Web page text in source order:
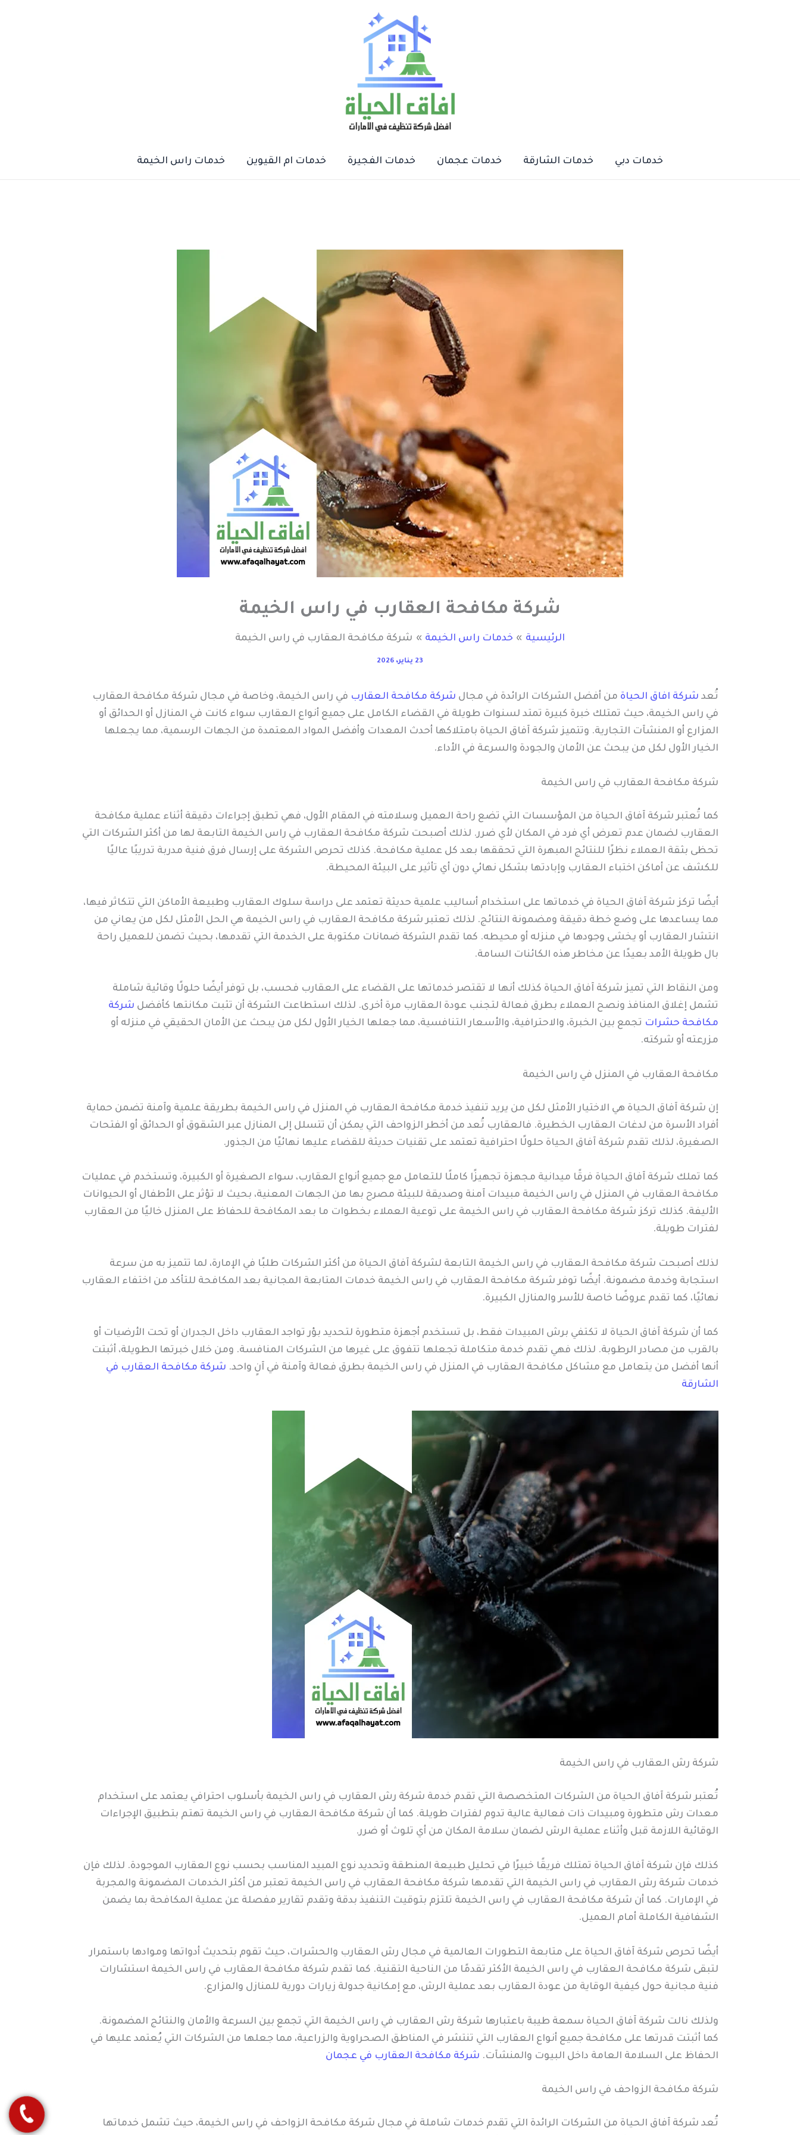
خدمات دبي خدمات الشارقة خدمات عجمان خدمات الفجيرة خدمات ام القيوين خدمات راس الخيمة
شركة مكافحة العقارب في راس الخيمة
الرئيسية خدمات راس الخيمة شركة مكافحة العقارب في راس الخيمة
23 يناير، 2026
تُعد شركة افاق الحياة من أفضل الشركات الرائدة في مجال شركة مكافحة العقارب في راس الخيمة، وخاصة في مجال شركة مكافحة العقارب
في راس الخيمة، حيث تمتلك خبرة كبيرة تمتد لسنوات طويلة في القضاء الكامل على جميع أنواع العقارب سواء كانت في المنازل أو الحدائق أو
المزارع أو المنشآت التجارية. وتتميز شركة آفاق الحياة بامتلاكها أحدث المعدات وأفضل المواد المعتمدة من الجهات الرسمية، مما يجعلها
الخيار الأول لكل من يبحث عن الأمان والجودة والسرعة في الأداء.
شركة مكافحة العقارب في راس الخيمة
كما تُعتبر شركة آفاق الحياة من المؤسسات التي تضع راحة العميل وسلامته في المقام الأول، فهي تطبق إجراءات دقيقة أثناء عملية مكافحة
العقارب لضمان عدم تعرض أي فرد في المكان لأي ضرر. لذلك أصبحت شركة مكافحة العقارب في راس الخيمة التابعة لها من أكثر الشركات التي
تحظى بثقة العملاء نظرًا للنتائج المبهرة التي تحققها بعد كل عملية مكافحة. كذلك تحرص الشركة على إرسال فرق فنية مدربة تدريبًا عاليًا
للكشف عن أماكن اختباء العقارب وإبادتها بشكل نهائي دون أي تأثير على البيئة المحيطة.
أيضًا تركز شركة آفاق الحياة في خدماتها على استخدام أساليب علمية حديثة تعتمد على دراسة سلوك العقارب وطبيعة الأماكن التي تتكاثر فيها،
مما يساعدها على وضع خطة دقيقة ومضمونة النتائج. لذلك تعتبر شركة مكافحة العقارب في راس الخيمة هي الحل الأمثل لكل من يعاني من
انتشار العقارب أو يخشى وجودها في منزله أو محيطه. كما تقدم الشركة ضمانات مكتوبة على الخدمة التي تقدمها، بحيث تضمن للعميل راحة
بال طويلة الأمد بعيدًا عن مخاطر هذه الكائنات السامة.
ومن النقاط التي تميز شركة آفاق الحياة كذلك أنها لا تقتصر خدماتها على القضاء على العقارب فحسب، بل توفر أيضًا حلولًا وقائية شاملة
تشمل إغلاق المنافذ ونصح العملاء بطرق فعالة لتجنب عودة العقارب مرة أخرى. لذلك استطاعت الشركة أن تثبت مكانتها كأفضل شركة
مكافحة حشرات تجمع بين الخبرة، والاحترافية، والأسعار التنافسية، مما جعلها الخيار الأول لكل من يبحث عن الأمان الحقيقي في منزله أو
مزرعته أو شركته.
مكافحة العقارب في المنزل في راس الخيمة
إن شركة آفاق الحياة هي الاختيار الأمثل لكل من يريد تنفيذ خدمة مكافحة العقارب في المنزل في راس الخيمة بطريقة علمية وآمنة تضمن حماية
أفراد الأسرة من لدغات العقارب الخطيرة. فالعقارب تُعد من أخطر الزواحف التي يمكن أن تتسلل إلى المنازل عبر الشقوق أو الحدائق أو الفتحات
الصغيرة، لذلك تقدم شركة آفاق الحياة حلولًا احترافية تعتمد على تقنيات حديثة للقضاء عليها نهائيًا من الجذور.
كما تملك شركة آفاق الحياة فرقًا ميدانية مجهزة تجهيزًا كاملًا للتعامل مع جميع أنواع العقارب، سواء الصغيرة أو الكبيرة، وتستخدم في عمليات
مكافحة العقارب في المنزل في راس الخيمة مبيدات آمنة وصديقة للبيئة مصرح بها من الجهات المعنية، بحيث لا تؤثر على الأطفال أو الحيوانات
الأليفة. كذلك تركز شركة مكافحة العقارب في راس الخيمة على توعية العملاء بخطوات ما بعد المكافحة للحفاظ على المنزل خاليًا من العقارب
لفترات طويلة.
لذلك أصبحت شركة مكافحة العقارب في راس الخيمة التابعة لشركة آفاق الحياة من أكثر الشركات طلبًا في الإمارة، لما تتميز به من سرعة
استجابة وخدمة مضمونة. أيضًا توفر شركة مكافحة العقارب في راس الخيمة خدمات المتابعة المجانية بعد المكافحة للتأكد من اختفاء العقارب
نهائيًا، كما تقدم عروضًا خاصة للأسر والمنازل الكبيرة.
كما أن شركة آفاق الحياة لا تكتفي برش المبيدات فقط، بل تستخدم أجهزة متطورة لتحديد بؤر تواجد العقارب داخل الجدران أو تحت الأرضيات أو
بالقرب من مصادر الرطوبة. لذلك فهي تقدم خدمة متكاملة تجعلها تتفوق على غيرها من الشركات المنافسة. ومن خلال خبرتها الطويلة، أثبتت
أنها أفضل من يتعامل مع مشاكل مكافحة العقارب في المنزل في راس الخيمة بطرق فعالة وآمنة في آنٍ واحد. شركة مكافحة العقارب في
الشارقة
شركة رش العقارب في راس الخيمة
تُعتبر شركة آفاق الحياة من الشركات المتخصصة التي تقدم خدمة شركة رش العقارب في راس الخيمة بأسلوب احترافي يعتمد على استخدام
معدات رش متطورة ومبيدات ذات فعالية عالية تدوم لفترات طويلة. كما أن شركة مكافحة العقارب في راس الخيمة تهتم بتطبيق الإجراءات
الوقائية اللازمة قبل وأثناء عملية الرش لضمان سلامة المكان من أي تلوث أو ضرر.
كذلك فإن شركة آفاق الحياة تمتلك فريقًا خبيرًا في تحليل طبيعة المنطقة وتحديد نوع المبيد المناسب بحسب نوع العقارب الموجودة. لذلك فإن
خدمات شركة رش العقارب في راس الخيمة التي تقدمها شركة مكافحة العقارب في راس الخيمة تعتبر من أكثر الخدمات المضمونة والمجربة
في الإمارات. كما أن شركة مكافحة العقارب في راس الخيمة تلتزم بتوقيت التنفيذ بدقة وتقدم تقارير مفصلة عن عملية المكافحة بما يضمن
الشفافية الكاملة أمام العميل.
أيضًا تحرص شركة آفاق الحياة على متابعة التطورات العالمية في مجال رش العقارب والحشرات، حيث تقوم بتحديث أدواتها وموادها باستمرار
لتبقى شركة مكافحة العقارب في راس الخيمة الأكثر تقدمًا من الناحية التقنية. كما تقدم شركة مكافحة العقارب في راس الخيمة استشارات
فنية مجانية حول كيفية الوقاية من عودة العقارب بعد عملية الرش، مع إمكانية جدولة زيارات دورية للمنازل والمزارع.
ولذلك نالت شركة آفاق الحياة سمعة طيبة باعتبارها شركة رش العقارب في راس الخيمة التي تجمع بين السرعة والأمان والنتائج المضمونة.
كما أثبتت قدرتها على مكافحة جميع أنواع العقارب التي تنتشر في المناطق الصحراوية والزراعية، مما جعلها من الشركات التي يُعتمد عليها في
الحفاظ على السلامة العامة داخل البيوت والمنشآت. شركة مكافحة العقارب في عجمان
شركة مكافحة الزواحف في راس الخيمة
تُعد شركة آفاق الحياة من الشركات الرائدة التي تقدم خدمات شاملة في مجال شركة مكافحة الزواحف في راس الخيمة، حيث تشمل خدماتها